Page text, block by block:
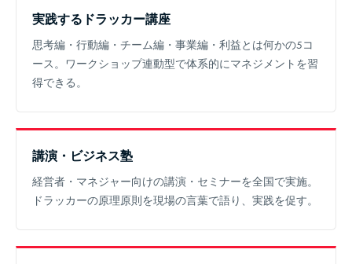
実践するドラッカー講座
思考編・行動編・チーム編・事業編・利益とは何かの5コ
ース。ワークショップ連動型で体系的にマネジメントを習
得できる。
講演・ビジネス塾
経営者・マネジャー向けの講演・セミナーを全国で実施。
ドラッカーの原理原則を現場の言葉で語り、実践を促す。